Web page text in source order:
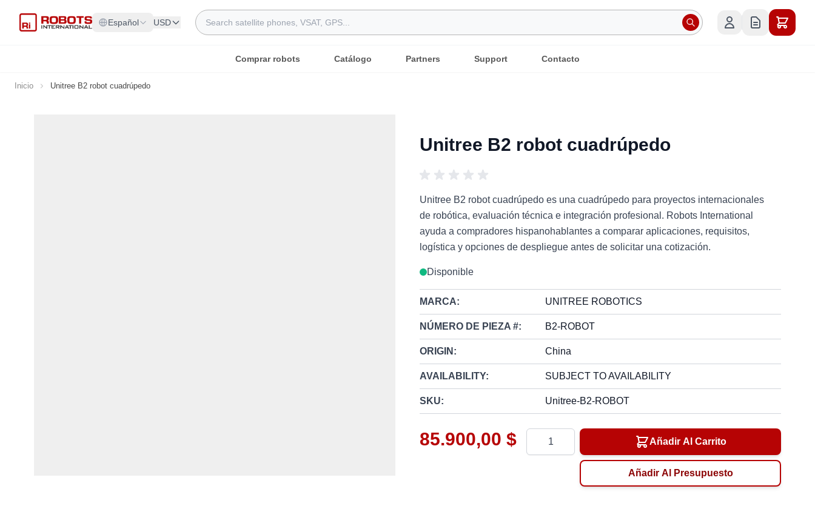
Español USD
Search
Comprar robots Catálogo Partners Support Contacto
Inicio Unitree B2 robot cuadrúpedo
Unitree B2 robot cuadrúpedo
Unitree B2 robot cuadrúpedo es una cuadrúpedo para proyectos internacionales
de robótica, evaluación técnica e integración profesional. Robots International
ayuda a compradores hispanohablantes a comparar aplicaciones, requisitos,
logística y opciones de despliegue antes de solicitar una cotización.
Disponible
MARCA: UNITREE ROBOTICS
NÚMERO DE PIEZA #: B2-ROBOT
ORIGIN: China
AVAILABILITY: SUBJECT TO AVAILABILITY
SKU: Unitree-B2-ROBOT
85.900,00 $ Añadir Al Carrito
Añadir Al Presupuesto